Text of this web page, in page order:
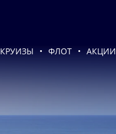
КРУИЗЫ
ФЛОТ АКЦИИ